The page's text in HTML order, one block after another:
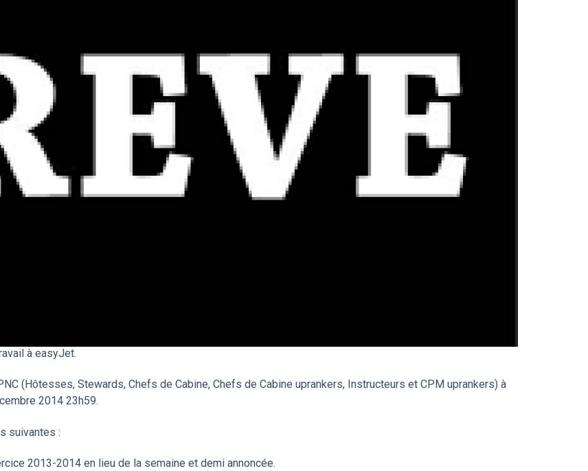
à easyJet.
(Hôtesses, Stewards, Chefs de Cabine, Chefs de Cabine uprankers, Instructeurs et CPM uprankers) à
2014 23h59.
suivantes :
2013-2014 en lieu de la semaine et demi annoncée.